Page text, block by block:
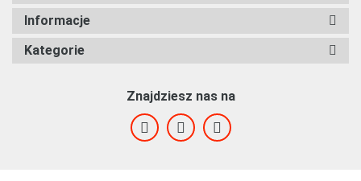
Informacje
Kategorie
Znajdziesz nas na